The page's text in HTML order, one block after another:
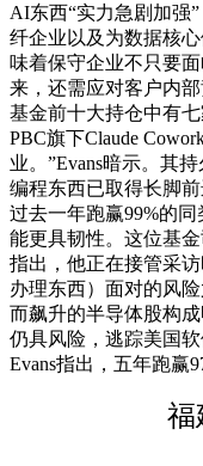
AI东西“实力急剧加强
纤企业以及为数据核
味着保守企业不只要
来，还需应对客户内
基金前十大持仓中有
PBC旗下Claude
业。”Evans暗示。其
编程东西已取得长脚
过去一年跑赢99%的
能更具韧性。这位基
指出，他正在接管采
办理东西）面对的风
而飙升的半导体股构
仍具风险，逃踪美国
Evans指出，五年跑赢
福